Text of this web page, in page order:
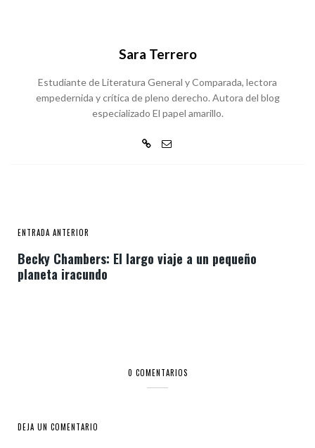
Sara Terrero
Estudiante de Literatura General y Comparada, lectora
empedernida y crítica de pleno derecho. Autora del blog
especializado El papel amarillo.
ENTRADA ANTERIOR
Becky Chambers: El largo viaje a un pequeño
planeta iracundo
0 COMENTARIOS
DEJA UN COMENTARIO